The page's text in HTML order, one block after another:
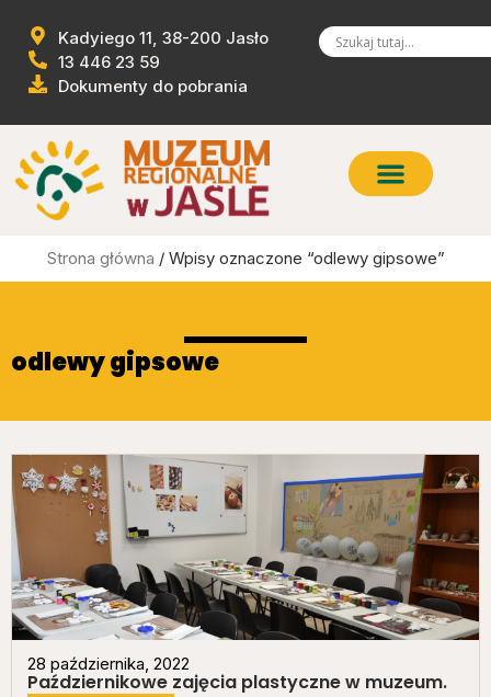
Kadyiego 11, 38-200 Jasło
13 446 23 59
Dokumenty do pobrania
Strona główna / Wpisy oznaczone “odlewy gipsowe”
odlewy gipsowe
28 października, 2022
Październikowe zajęcia plastyczne w muzeum.